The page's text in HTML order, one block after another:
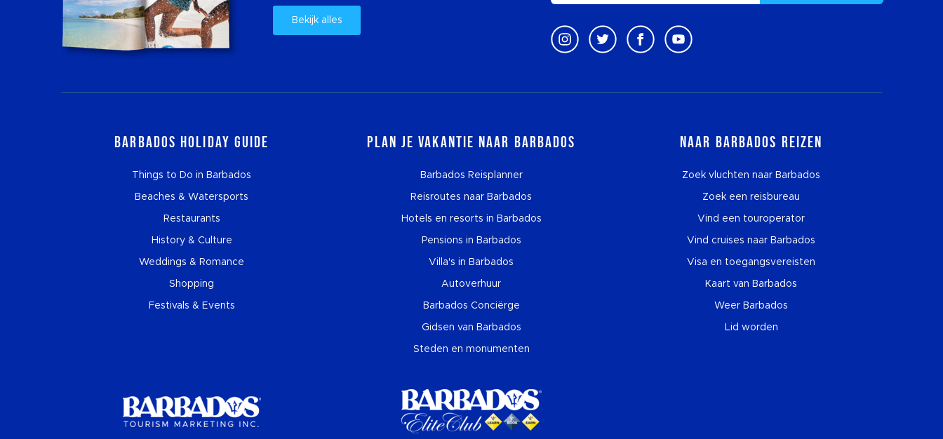
Bekijk alles
Barbados Holiday Guide
Things to Do in Barbados
Beaches & Watersports
Restaurants
History & Culture
Weddings & Romance
Shopping
Festivals & Events
Plan je vakantie naar Barbados
Barbados Reisplanner
Reisroutes naar Barbados
Hotels en resorts in Barbados
Pensions in Barbados
Villa's in Barbados
Autoverhuur
Barbados Conciërge
Gidsen van Barbados
Steden en monumenten
Naar Barbados reizen
Zoek vluchten naar Barbados
Zoek een reisbureau
Vind een touroperator
Vind cruises naar Barbados
Visa en toegangsvereisten
Kaart van Barbados
Weer Barbados
Lid worden